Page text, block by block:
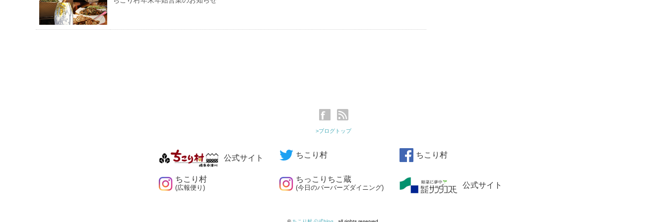
>ブログトップ
公式サイト ちこり村 ちこり村
ちこり村
(広報便り)
ちっこりちこ蔵
(今日のバーバーズダイニング) 公式サイト